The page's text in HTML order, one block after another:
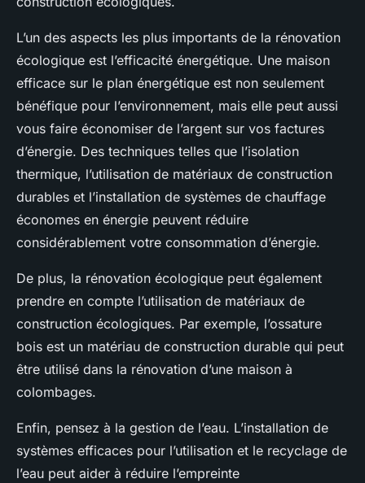
L’un des aspects les plus importants de la rénovation
écologique est l’efficacité énergétique. Une maison
efficace sur le plan énergétique est non seulement
bénéfique pour l’environnement, mais elle peut aussi
vous faire économiser de l’argent sur vos factures
d’énergie. Des techniques telles que l’isolation
thermique, l’utilisation de matériaux de construction
durables et l’installation de systèmes de chauffage
économes en énergie peuvent réduire
considérablement votre consommation d’énergie.
De plus, la rénovation écologique peut également
prendre en compte l’utilisation de matériaux de
construction écologiques. Par exemple, l’ossature
bois est un matériau de construction durable qui peut
être utilisé dans la rénovation d’une maison à
colombages.
Enfin, pensez à la gestion de l’eau. L’installation de
systèmes efficaces pour l’utilisation et le recyclage de
l’eau peut aider à réduire l’empreinte